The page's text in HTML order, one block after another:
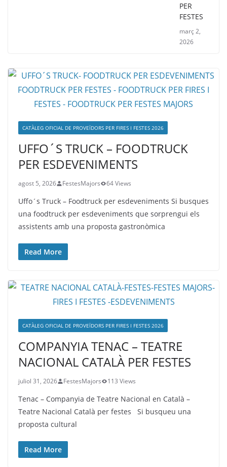
PER
FESTES
març 2,
2026
CATÀLEG OFICIAL DE PROVEÏDORS PER FIRES I FESTES 2026
UFFO´S TRUCK – FOODTRUCK
PER ESDEVENIMENTS
agost 5, 2026 FestesMajors 64 Views
Uffo´s Truck – Foodtruck per esdeveniments Si busques
una foodtruck per esdeveniments que sorprengui els
assistents amb una proposta gastronòmica
Read More
CATÀLEG OFICIAL DE PROVEÏDORS PER FIRES I FESTES 2026
COMPANYIA TENAC – TEATRE
NACIONAL CATALÀ PER FESTES
juliol 31, 2026 FestesMajors 113 Views
Tenac – Companyia de Teatre Nacional en Català –
Teatre Nacional Català per festes Si busqueu una
proposta cultural
Read More